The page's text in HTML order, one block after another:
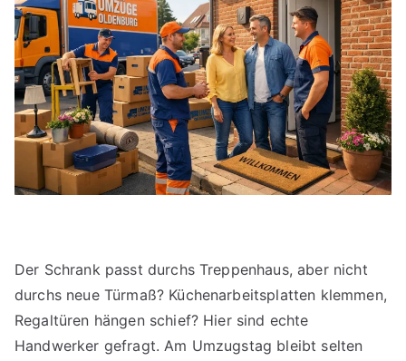
Der Schrank passt durchs Treppenhaus, aber nicht
durchs neue Türmaß? Küchenarbeitsplatten klemmen,
Regaltüren hängen schief? Hier sind echte
Handwerker gefragt. Am Umzugstag bleibt selten